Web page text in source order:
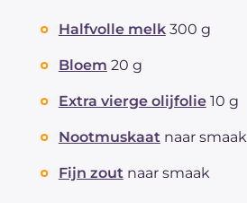
Halfvolle melk 300 g
Bloem 20 g
Extra vierge olijfolie 10 g
Nootmuskaat naar smaak
Fijn zout naar smaak